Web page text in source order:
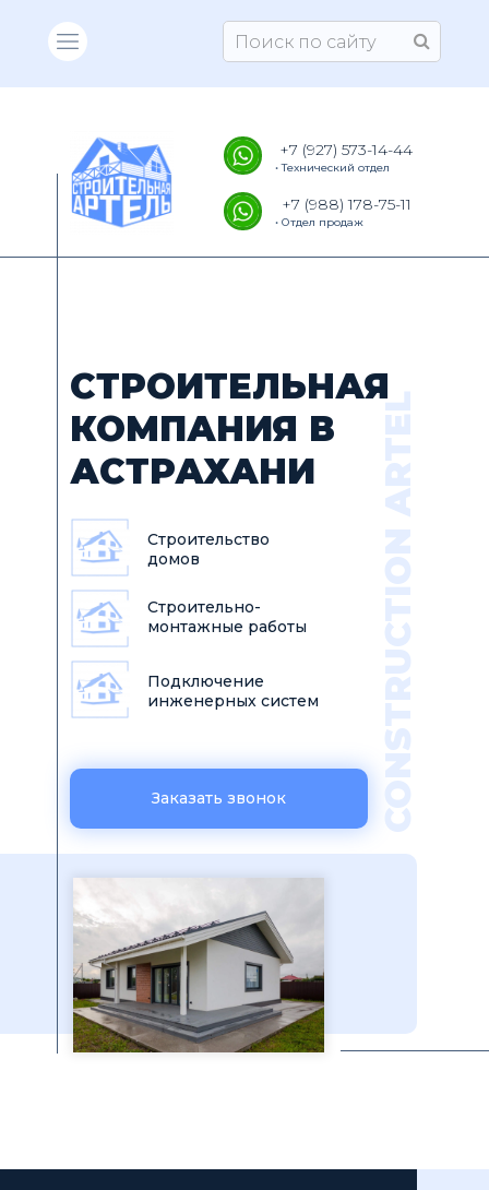
+7 (927) 573-14-44
+7 (988) 178-75-11
• Отдел продаж
• Технический отдел
СТРОИТЕЛЬНАЯ
КОМПАНИЯ В
АСТРАХАНИ
Заказать звонок
Строительство
домов
CONSTRUCTION ARTEL
Подключение
инженерных систем
Строительно-
монтажные работы